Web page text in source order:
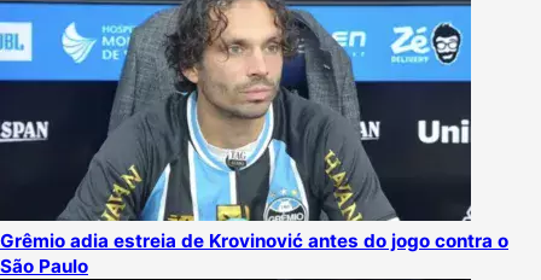
Grêmio adia estreia de Krovinović antes do jogo contra o
São Paulo